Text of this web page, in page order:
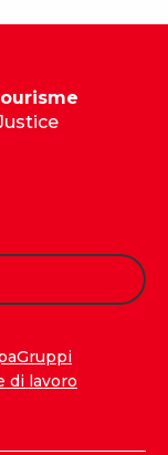
Gruppi
di lavoro